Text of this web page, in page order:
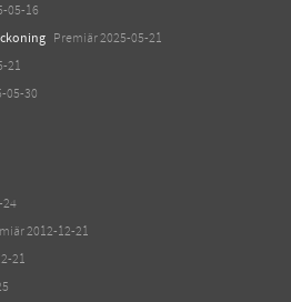
05-16
Premiär 2025-05-21
21
05-30
24
2012-12-21
21